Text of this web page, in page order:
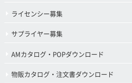
ライセンシー募集
サプライヤー募集
AMカタログ・POPダウンロード
物販カタログ・注文書ダウンロード